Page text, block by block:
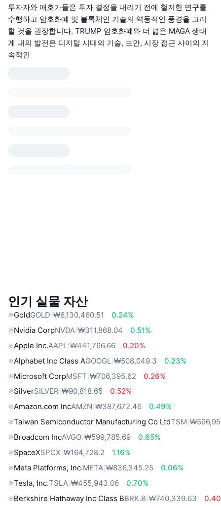
투자자와 애호가들은 투자 결정을 내리기 전에 철저한 연구를
수행하고 암호화폐 및 블록체인 기술의 역동적인 풍경을 고려
할 것을 권장합니다. TRUMP 암호화폐와 더 넓은 MAGA 생태
계 내의 발전은 디지털 시대의 기술, 보안, 시장 접근 사이의 지
속적인
인기 실물 자산
GoldGOLD ₩6,130,460.51
0.24%
Nvidia CorpNVDA ₩311,868.04
0.51%
Apple Inc.AAPL ₩441,766.66
0.20%
Alphabet Inc Class AGOOGL ₩508,049.3
0.23%
Microsoft CorpMSFT ₩706,395.62
0.26%
SilverSILVER ₩90,818.65
0.52%
Amazon.com IncAMZN ₩387,672.46
0.49%
Taiwan Semiconductor Manufacturing Co LtdTSM
Broadcom IncAVGO ₩599,785.69
0.65%
SpaceXSPCX ₩164,728.2
1.16%
Meta Platforms, Inc.META ₩836,345.25
0.06%
Tesla, Inc.TSLA ₩455,943.06
0.70%
Berkshire Hathaway Inc Class BBRK.B ₩740,339.63